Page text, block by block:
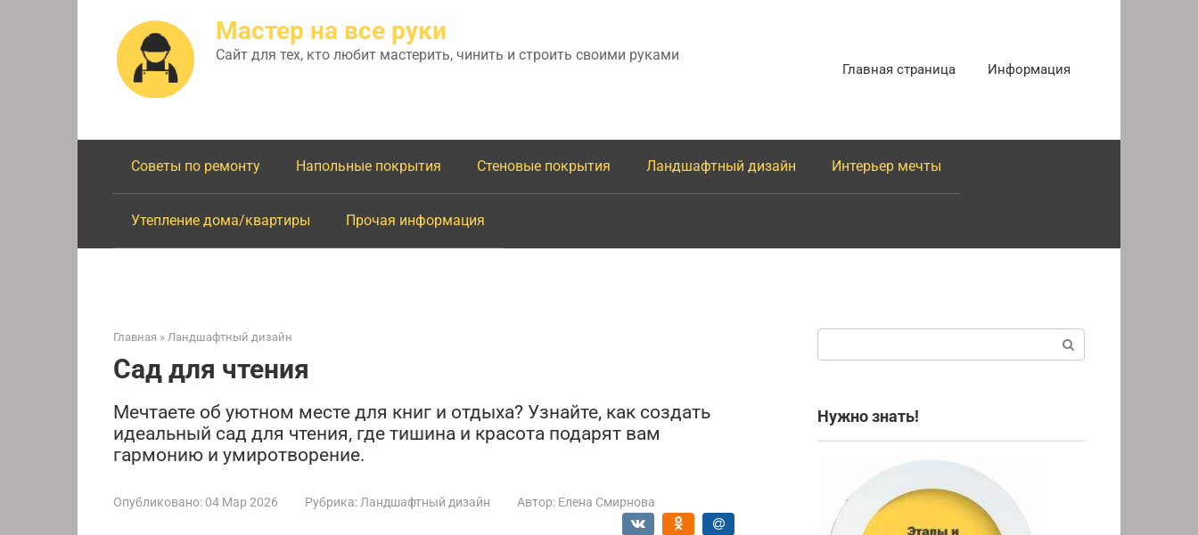
Мастер на все руки
Сайт для тех, кто любит мастерить, чинить и строить своими руками
Главная страница Информация
Советы по ремонту Напольные покрытия Стеновые покрытия Ландшафтный дизайн Интерьер мечты
Утепление дома/квартиры Прочая информация
Главная » Ландшафтный дизайн
Сад для чтения
Мечтаете об уютном месте для книг и отдыха? Узнайте, как создать
идеальный сад для чтения, где тишина и красота подарят вам
гармонию и умиротворение.
Опубликовано: 04 Мар 2026 Рубрика: Ландшафтный дизайн Автор: Елена Смирнова
Нужно знать!